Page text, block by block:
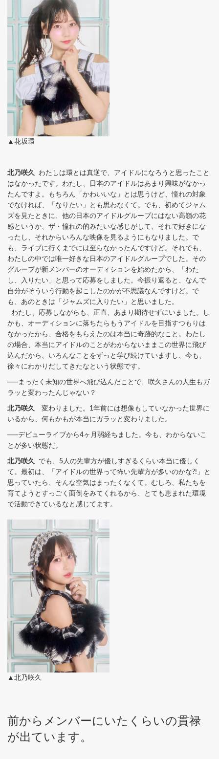
▲花坂環
北乃咲久
わたしは環とは真逆で、アイドルになろうと思ったこと
はなかったです。わたし、日本のアイドルはあまり興味がなかっ
たんですよ。もちろん「かわいいな」とは思うけど、憧れの対象
でなければ、「なりたい」とも思わなくて。でも、初めてジャム
ズを見たときに、他の日本のアイドルグループにはない高嶺の花
感というか、ザ・憧れの的みたいな感じがして、それで好きにな
ったし、それからいろんな映像を見るようにもなりました。で
も、ライブに行くまでには至らなかったんですけど。それでも、
わたしの中では唯一好きな日本のアイドルグループでした。その
グループが新メンバーのオーディションを始めたから、「わた
し、入りたい」と思って応募をしました。今振り返ると、なんで
自分がそういう行動を起こしたのかが不思議なんですけど。で
も、あのときは「ジャムズに入りたい」と思いました。
わたし、応募しながらも、正直、あまり期待せずにいました。し
かも、オーディションに落ちたらもうアイドルを目指すつもりは
なかったから、合格をもらえたのは本当に奇跡的なこと。わたし
の場合、本当にアイドルのことがわからないままこの世界に飛び
込んだから、いろんなことをずっと学び続けていますし、今も、
徐々にわかりだしてきたなという状態です。
──まったく未知の世界へ飛び込んだことで、咲久さんの人生もガ
ラッと変わったんじゃない？
北乃咲久
変わりました。1年前には想像もしていなかった世界に
いるから、何もかもが本当にガラッと変わりました。
──デビューライブから4ヶ月弱経ちました。今も、わからないこ
とが多い状態だ。
北乃咲久
でも、5人の先輩方が優しすぎるくらい本当に優しく
て。最初は、「アイドルの世界って怖い先輩方が多いのかな?!」と
思っていたら、そんな空気はまったくなくて。むしろ、私たちを
育てようとすっごく面倒をみてくれるから、とても恵まれた環境
で活動できているなと感じてます。
▲北乃咲久
前からメンバーにいたくらいの貫禄
が出ています。